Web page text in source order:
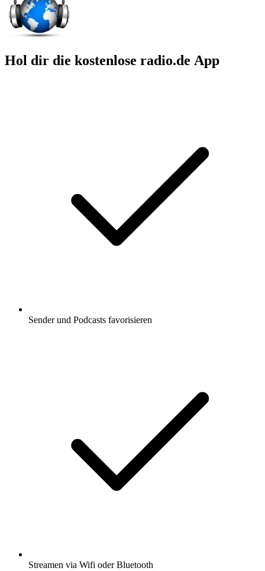
Hol dir die kostenlose radio.de App
Sender und Podcasts favorisieren
Streamen via Wifi oder Bluetooth